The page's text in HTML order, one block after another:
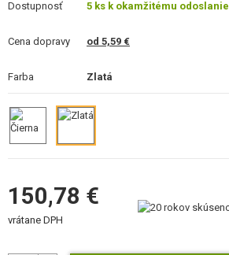
STAVEBNICE, MODELY
REKLAMNÉ PREDMETY
POŠKODENÝ, POUŽITÝ TOVAR
NOVÝ TOVAR
KONTAKT
Dostupnosť
5 ks k okamžitému odoslanie
Cena dopravy od 5,59 €
Farba Zlatá
150,78 €
vrátane DPH